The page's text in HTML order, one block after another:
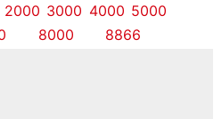
2000 3000 4000 5000
8000 8866